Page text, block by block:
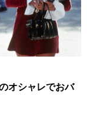
オシャレでおバ